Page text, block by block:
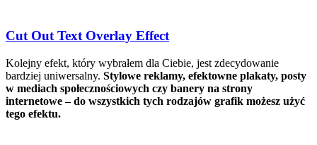
Cut Out Text Overlay Effect
Kolejny efekt, który wybrałem dla Ciebie, jest zdecydowanie
bardziej uniwersalny. Stylowe reklamy, efektowne plakaty, posty
w mediach społecznościowych czy banery na strony
internetowe – do wszystkich tych rodzajów grafik możesz użyć
tego efektu.